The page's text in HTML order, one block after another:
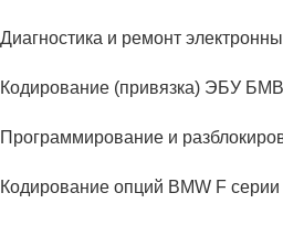
Диагностика и ремонт
Кодирование (привязка) ЭБУ БМВ
Программирование и
Кодирование опций BMW F серии